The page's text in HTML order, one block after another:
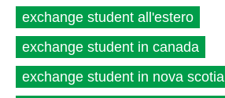
exchange student all'estero
exchange student in canada
exchange student in nova scotia